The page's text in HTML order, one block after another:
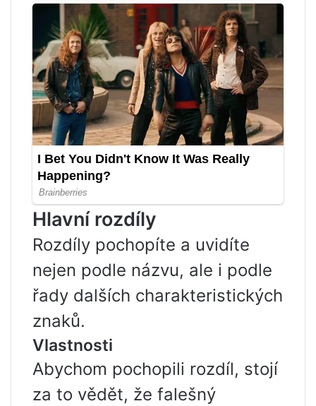
Hlavní rozdíly
Rozdíly pochopíte a uvidíte
nejen podle názvu, ale i podle
řady dalších charakteristických
znaků.
Vlastnosti
Abychom pochopili rozdíl, stojí
za to vědět, že falešný